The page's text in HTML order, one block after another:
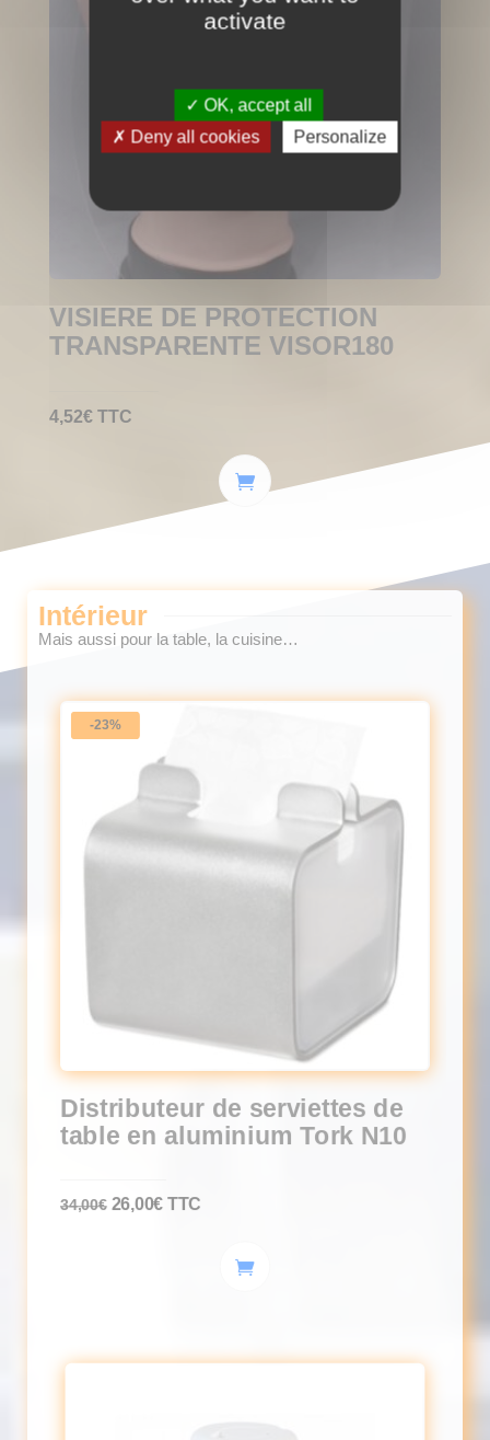
VISIERE DE PROTECTION
TRANSPARENTE VISOR180
4,52€ TTC
Intérieur
Mais aussi pour la table, la cuisine…
-23%
Distributeur de serviettes de
table en aluminium Tork N10
34,00€ Le
26,00€Le
TTC
activate
OK, accept all
Deny all cookies
Personalize